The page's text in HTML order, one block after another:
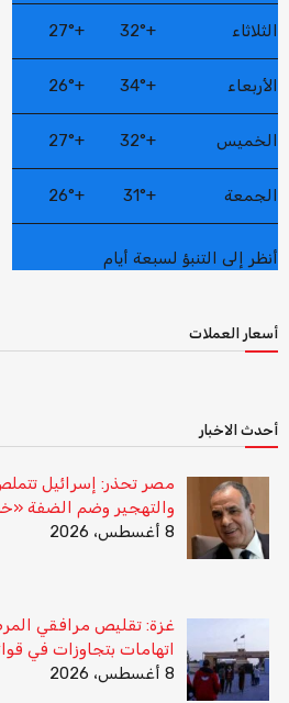
الثلاثاء +
32°
+
27°
الأربعاء +
34°
+
26°
الخميس +
32°
+
27°
الجمعة +
31°
+
26°
أنظر إلى التنبؤ لسبعة أيام
أسعار العملات
أحدث الاخبار
مصر تحذر: إسرائيل
والتهجير وضم الضفة
8 أغسطس، 2026
غزة: تقليص مرافقي
اتهامات بتجاوزات في
8 أغسطس، 2026